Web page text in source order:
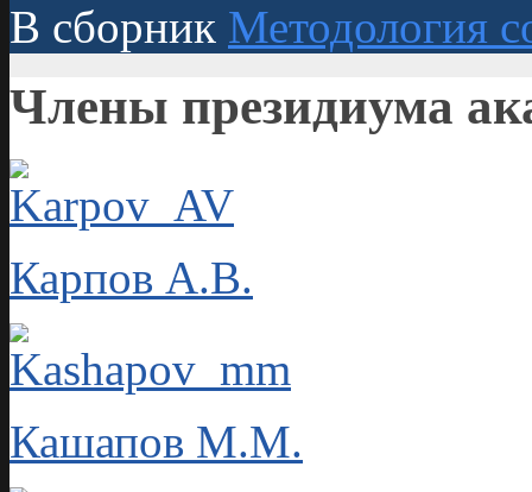
В сборник Методология
Члены президиума
Карпов А.В.
Кашапов М.М.